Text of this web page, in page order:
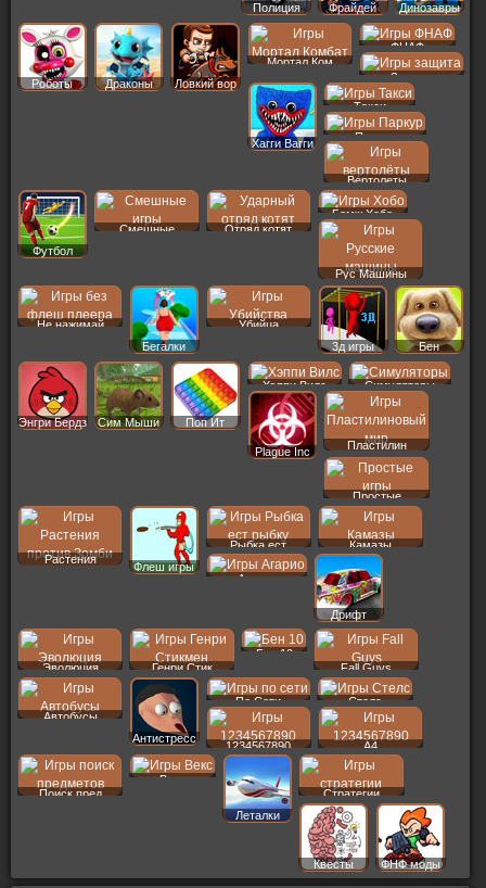
Полиция
Фрайдей Динозавры
Роботы Драконы Ловкий вор
Мортал Ком
ФНАФ
Защита
Хагги Вагги
Такси
Паркур
Вертолеты
Футбол
Смешные Отряд котят
Бомж Хобо
Рус Машины
Не нажимай
Бегалки
Убийца
3д игры
Бен
Энгри Бердз Сим Мыши Поп Ит
Хэппи Вилс Симуляторы
Plague Inc
Пластилин
Простые
Растения
Флеш игры
Рыбка ест Камазы
Агарио
Дрифт
Эволюция Генри Стик
Бен 10
Fall Guys
Автобусы
Антистресс
По Сети Стелс
1234567890 A4
Поиск пред
Векс
Леталки
Стратегии
Квесты ФНФ моды